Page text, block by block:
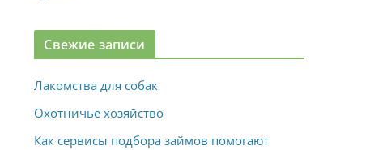
Свежие записи
Лакомства для собак
Охотничье хозяйство
Как сервисы подбора займов помогают